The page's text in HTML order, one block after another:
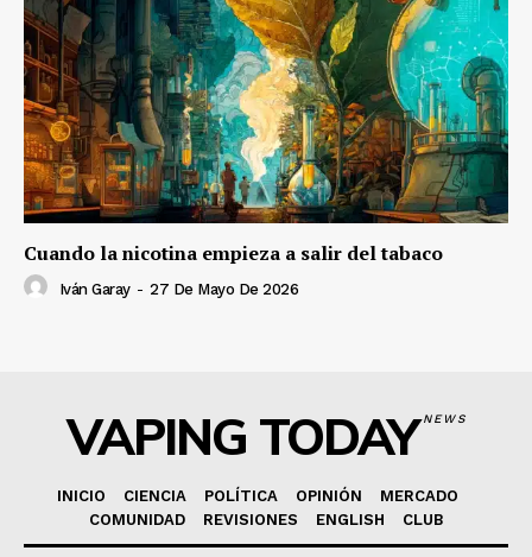
Cuando la nicotina empieza a salir del tabaco
Iván Garay - 27 De Mayo De 2026
VAPING TODAYNEWS
INICIO CIENCIA POLÍTICA OPINIÓN
MERCADO
COMUNIDAD
REVISIONES ENGLISH CLUB